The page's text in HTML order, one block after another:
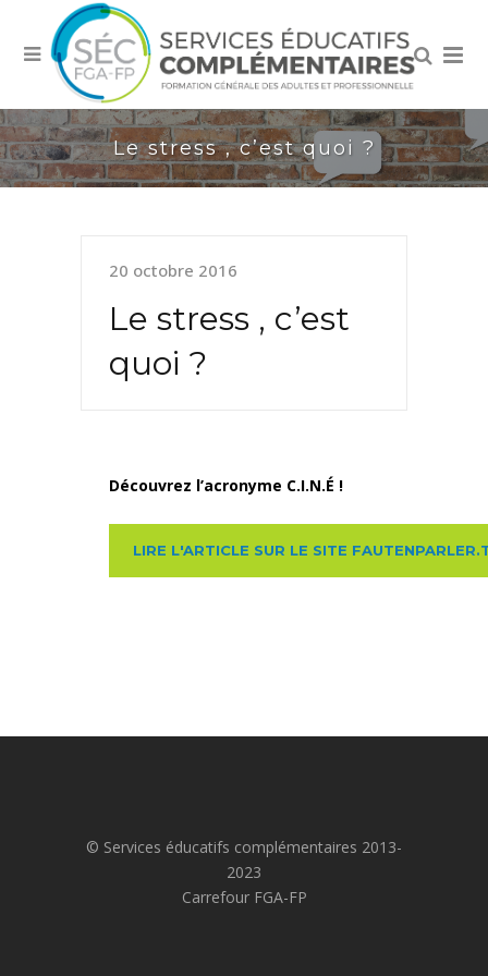
Le stress , c’est quoi ?
20 octobre 2016
Le stress , c’est
quoi ?
Découvrez l’acronyme C.I.N.É !
LIRE L'ARTICLE SUR LE SITE
© Services éducatifs complémentaires 2013-
2023
Carrefour FGA-FP